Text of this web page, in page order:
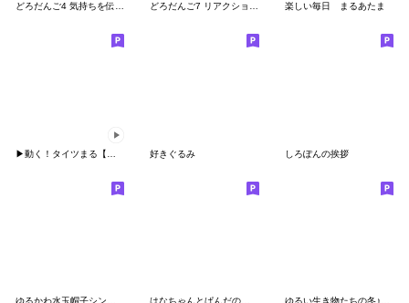
どろだんご4 気持ちを伝える編 どろだんご7 リアクション編 楽しい毎日 まるあたま
好きぐるみ しろぽんの挨拶